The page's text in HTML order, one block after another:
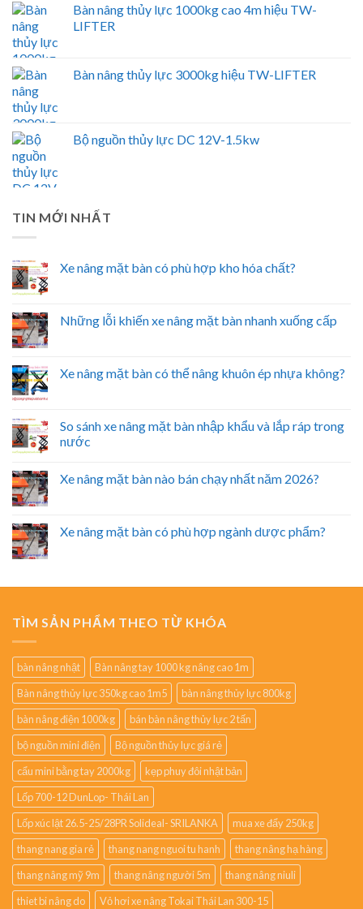
Bàn nâng thủy lực 1000kg cao 4m hiệu TW-
LIFTER
Bàn nâng thủy lực 3000kg hiệu TW-LIFTER
Bộ nguồn thủy lực DC 12V-1.5kw
TIN MỚI NHẤT
Xe nâng mặt bàn có phù hợp kho hóa chất?
Những lỗi khiến xe nâng mặt bàn nhanh xuống cấp
Xe nâng mặt bàn có thể nâng khuôn ép nhựa không?
So sánh xe nâng mặt bàn nhập khẩu và lắp ráp trong
nước
Xe nâng mặt bàn nào bán chạy nhất năm 2026?
Xe nâng mặt bàn có phù hợp ngành dược phẩm?
TÌM SẢN PHẨM THEO TỪ KHÓA
bàn nâng nhật
Bàn nâng tay 1000 kg nâng cao 1m
Bàn nâng thủy lực 350kg cao 1m5
bàn nâng thủy lực 800kg
bàn nâng điện 1000kg
bán bàn nâng thủy lực 2 tấn
bộ nguồn mini điện
Bộ nguồn thủy lực giá rẻ
cẩu mini bằng tay 2000kg
kẹp phuy đôi nhật bản
Lốp 700-12 DunLop- Thái Lan
Lốp xúc lật 26.5-25/28PR Solideal- SRILANKA
mua xe đẩy 250kg
thang nang gia rẻ
thang nang nguoi tu hanh
thang nâng hạ hàng
thang nâng mỹ 9m
thang nâng người 5m
thang nâng niuli
thiet bi nâng do
Vỏ hơi xe nâng Tokai Thái Lan 300-15